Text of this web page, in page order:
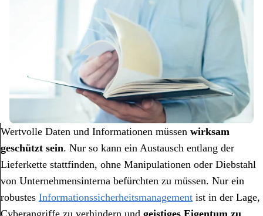
Wertvolle Daten und Informationen müssen wirksam
geschützt sein. Nur so kann ein Austausch entlang der
Lieferkette stattfinden, ohne Manipulationen oder Diebstahl
von Unternehmensinterna befürchten zu müssen. Nur ein
robustes Informationssicherheitsmanagement ist in der Lage,
Cyberangriffe zu verhindern und geistiges Eigentum zu